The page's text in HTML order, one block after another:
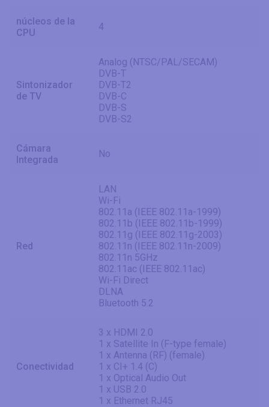
núcleos de la
CPU
4
Sintonizador
de TV
Analog (NTSC/PAL/SECAM)
DVB-T
DVB-T2
DVB-C
DVB-S
DVB-S2
Cámara
Integrada
No
Red
LAN
Wi-Fi
802.11a (IEEE 802.11a-1999)
802.11b (IEEE 802.11b-1999)
802.11g (IEEE 802.11g-2003)
802.11n (IEEE 802.11n-2009)
802.11n 5GHz
802.11ac (IEEE 802.11ac)
Wi-Fi Direct
DLNA
Bluetooth 5.2
Conectividad
3 x HDMI 2.0
1 x Satellite In (F-type female)
1 x Antenna (RF) (female)
1 x CI+ 1.4 (C)
1 x Optical Audio Out
1 x USB 2.0
1 x Ethernet RJ45